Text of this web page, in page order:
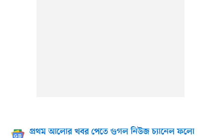
প্রথম আলোর খবর পেতে গুগল নিউজ চ্যানেল ফলো